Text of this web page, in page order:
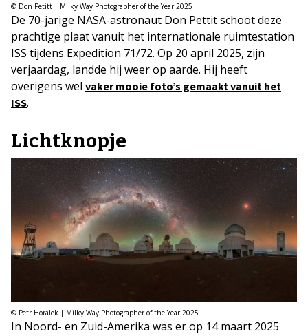
© Don Petitt | Milky Way Photographer of the Year 2025
De 70-jarige NASA-astronaut Don Pettit schoot deze
prachtige plaat vanuit het internationale ruimtestation
ISS tijdens Expedition 71/72. Op 20 april 2025, zijn
verjaardag, landde hij weer op aarde. Hij heeft
overigens wel vaker mooie foto’s gemaakt vanuit het
ISS.
Lichtknopje
© Petr Horálek | Milky Way Photographer of the Year 2025
In Noord- en Zuid-Amerika was er op 14 maart 2025